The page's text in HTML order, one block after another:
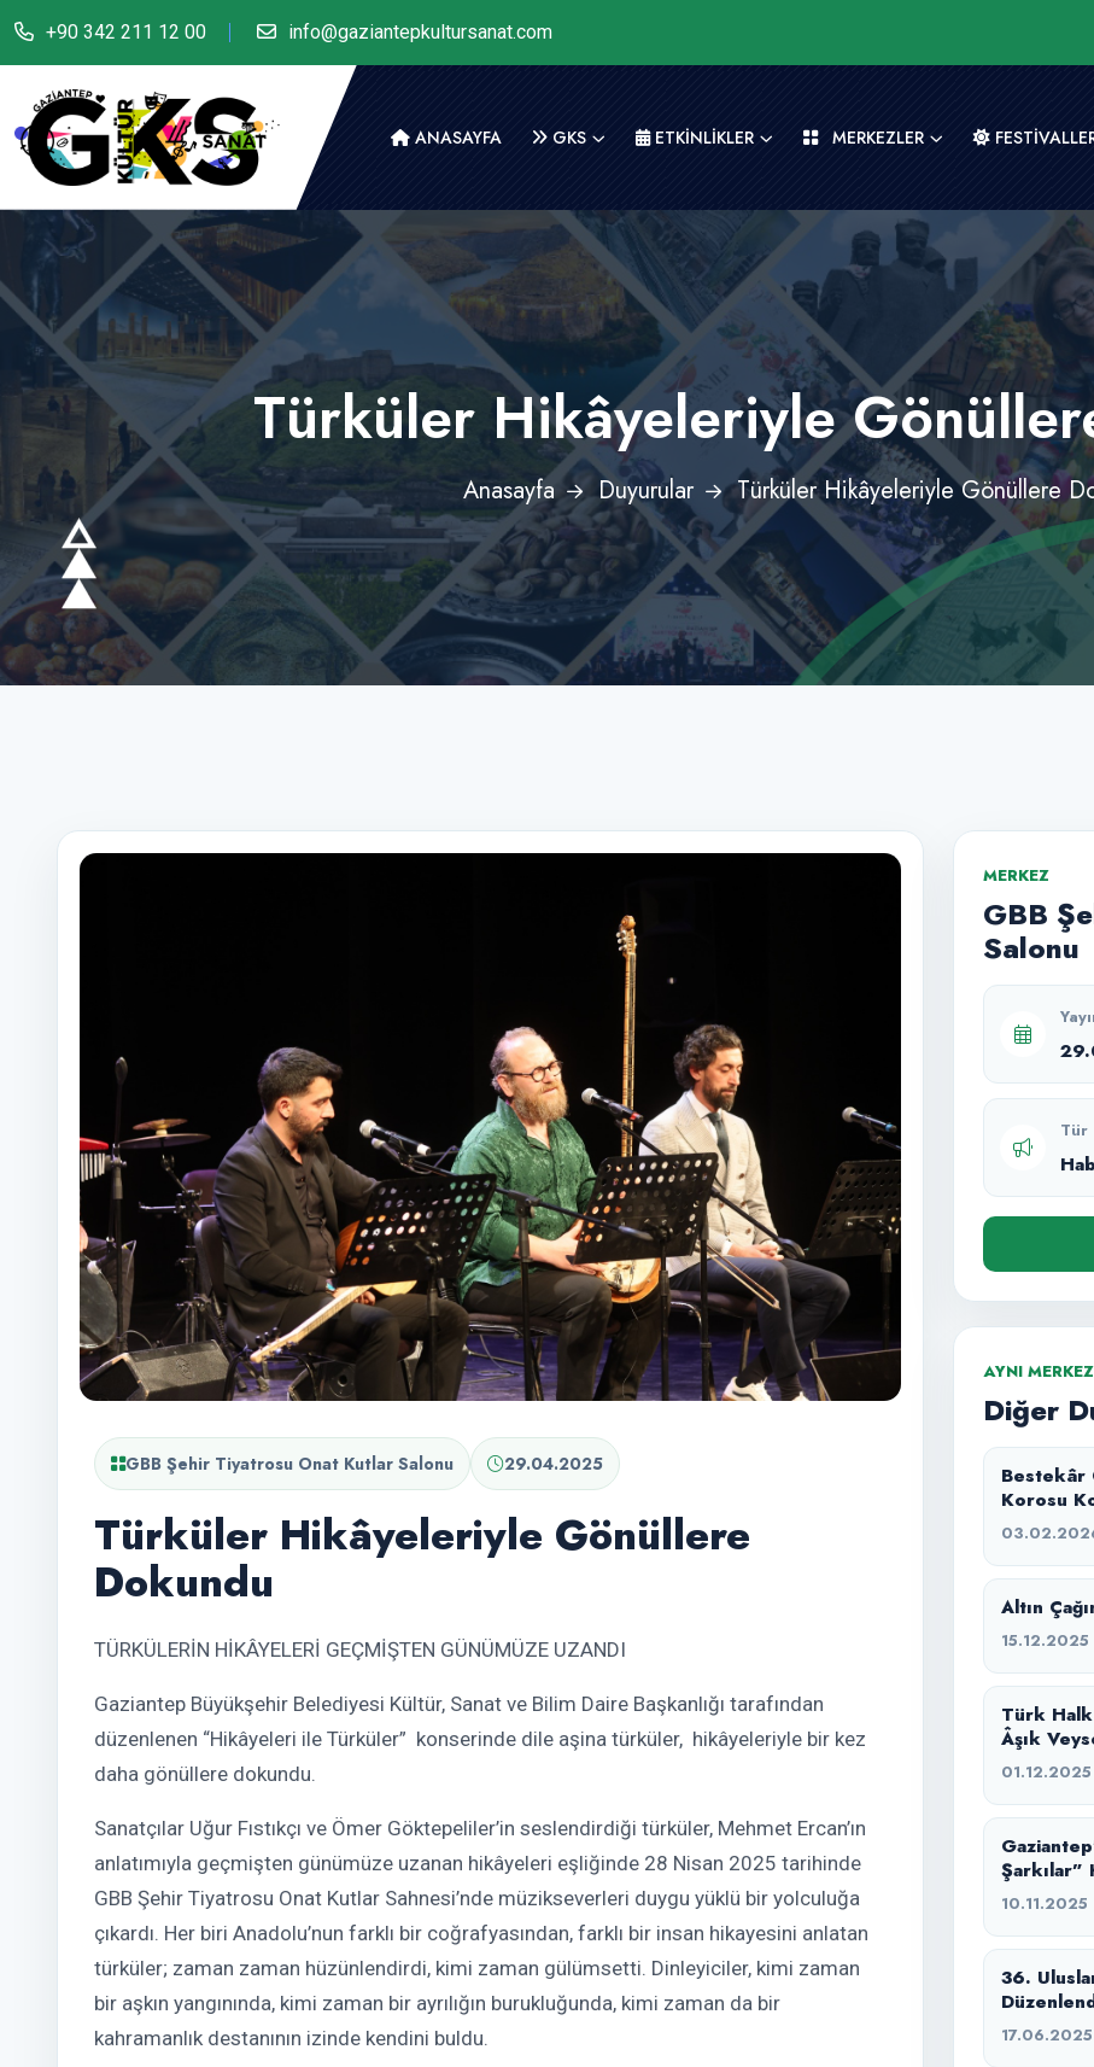
+90 342 211 12 00 info@gaziantepkultursanat.com
ANASAYFA GKS ETKİNLİKLER MERKEZLER
Türküler Hikâyeleriyle
Anasayfa Duyurular Türküler Hikâyeleriyle Gönüllere
GBB Şehir Tiyatrosu Onat Kutlar Salonu 29.04.2025
Türküler Hikâyeleriyle Gönüllere
Dokundu
TÜRKÜLERİN HİKÂYELERİ GEÇMİŞTEN GÜNÜMÜZE UZANDI
Gaziantep Büyükşehir Belediyesi Kültür, Sanat ve Bilim Daire Başkanlığı tarafından
düzenlenen “Hikâyeleri ile Türküler” konserinde dile aşina türküler, hikâyeleriyle bir kez
daha gönüllere dokundu.
Sanatçılar Uğur Fıstıkçı ve Ömer Göktepeliler’in seslendirdiği türküler, Mehmet Ercan’ın
anlatımıyla geçmişten günümüze uzanan hikâyeleri eşliğinde 28 Nisan 2025 tarihinde
GBB Şehir Tiyatrosu Onat Kutlar Sahnesi’nde müzikseverleri duygu yüklü bir yolculuğa
çıkardı. Her biri Anadolu’nun farklı bir coğrafyasından, farklı bir insan hikayesini anlatan
türküler; zaman zaman hüzünlendirdi, kimi zaman gülümsetti. Dinleyiciler, kimi zaman
bir aşkın yangınında, kimi zaman bir ayrılığın burukluğunda, kimi zaman da bir
kahramanlık destanının izinde kendini buldu.
MERKEZ
GBB
Salonu
Tür
AYNI
Diğer
Bestekâr
Korosu
Altın
15.12.2025
Türk Halk
Âşık
01.12.2025
Şarkılar”
10.11.2025
36.
17.06.2025